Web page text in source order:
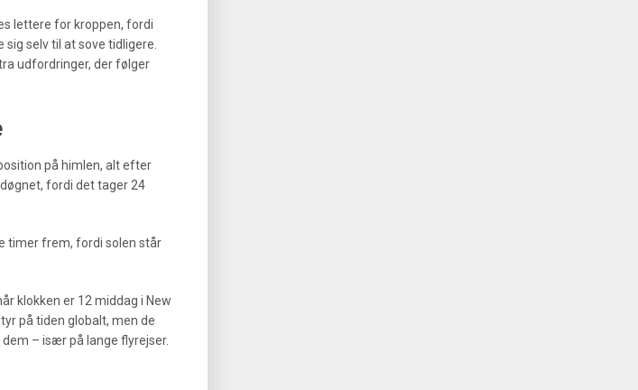
lettere for kroppen, fordi
selv til at sove tidligere.
udfordringer, der følger
på himlen, alt efter
fordi det tager 24
timer frem, fordi solen står
klokken er 12 middag i New
på tiden globalt, men de
– især på lange flyrejser.